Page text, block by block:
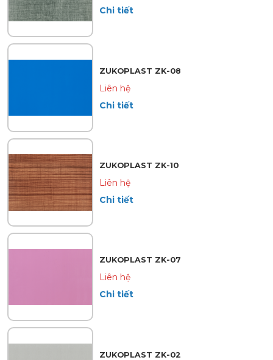
Chi tiết
ZUKOPLAST ZK-08
Liên hệ
Chi tiết
ZUKOPLAST ZK-10
Liên hệ
Chi tiết
ZUKOPLAST ZK-07
Liên hệ
Chi tiết
ZUKOPLAST ZK-02